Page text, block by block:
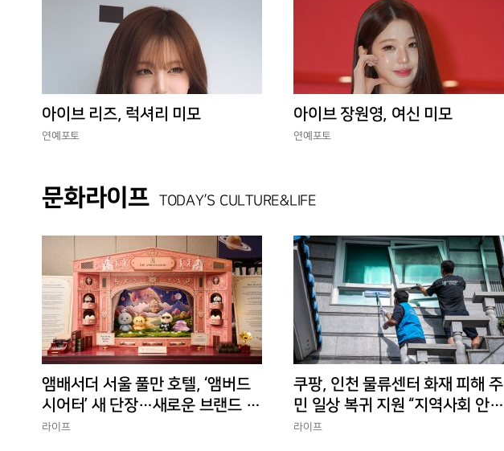
아이브 리즈, 럭셔리 미모
연예포토
아이브 장원영, 여신 미모
연예포토
문화라이프 TODAY’S CULTURE&LIFE
앰배서더 서울 풀만 호텔, ‘앰버드
시어터’ 새 단장…새로운 브랜드 경
험 선사
라이프
쿠팡, 인천 물류센터 화재 피해 주
민 일상 복귀 지원 “지역사회 안정
에 총력”
라이프